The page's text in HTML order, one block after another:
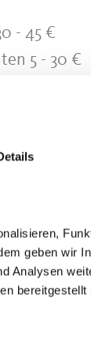
geben wir
Analysen
- 45 €
5 - 30 €
U?